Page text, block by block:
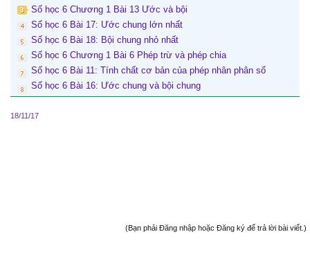
Số học 6 Chương 1 Bài 13 Ước và bội
Số học 6 Bài 17: Ước chung lớn nhất
Số học 6 Bài 18: Bội chung nhỏ nhất
Số học 6 Chương 1 Bài 6 Phép trừ và phép chia
Số học 6 Bài 11: Tính chất cơ bản của phép nhân phân số
Số học 6 Bài 16: Ước chung và bội chung
18/11/17
(Bạn phải Đăng nhập hoặc Đăng ký để trả lời bài viết.)